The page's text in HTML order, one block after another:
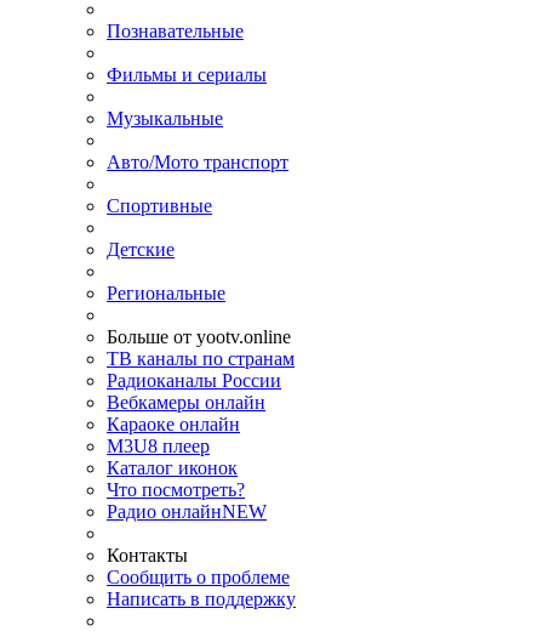
Познавательные
Фильмы и сериалы
Музыкальные
Авто/Мото транспорт
Спортивные
Детские
Региональные
Больше от yootv.online
ТВ каналы по странам
Радиоканалы России
Вебкамеры онлайн
Караоке онлайн
M3U8 плеер
Каталог иконок
Что посмотреть?
Радио онлайнNEW
Контакты
Сообщить о проблеме
Написать в поддержку